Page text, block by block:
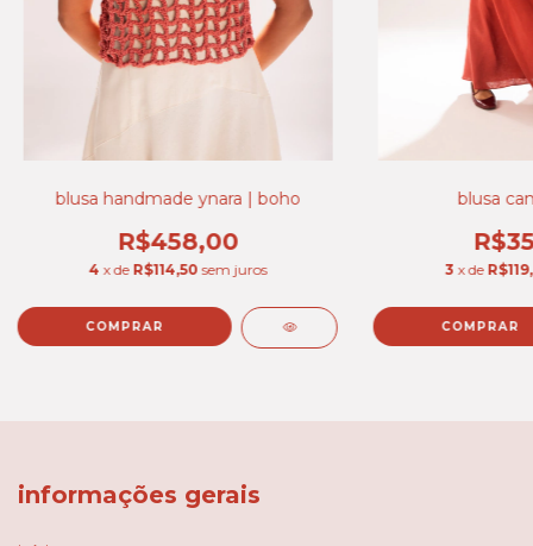
blusa handmade ynara | boho
R$458,00
4 x de R$114,50 sem juros
COMPRAR
blusa
3 x de
COMPRAR
informações gerais